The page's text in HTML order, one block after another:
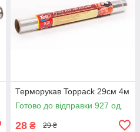
Терморукав Toppack 29см 4м
Готово до відправки 927 од.
28 ₴ 29 ₴